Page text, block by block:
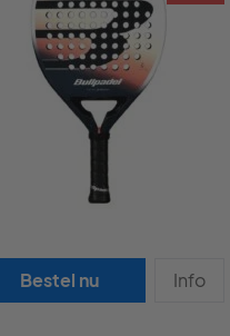
Bestel nu Info